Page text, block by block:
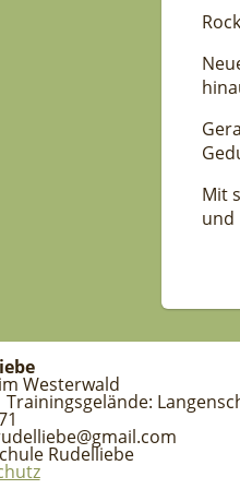
Mit
und
Westerwald
Rudelliebe